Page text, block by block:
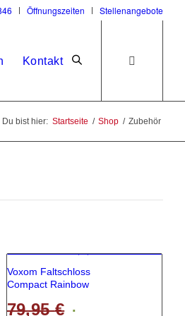
Öffnungszeiten Stellenangebote
Kontakt
Du bist hier: Startseite / Shop / Zubehör
Voxom Faltschloss
Compact Rainbow
79,95€